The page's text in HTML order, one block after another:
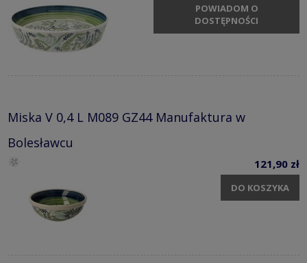
POWIADOM O
DOSTĘPNOŚCI
Miska V 0,4 L M089 GZ44 Manufaktura w
Bolesławcu
121,90 zł
DO KOSZYKA